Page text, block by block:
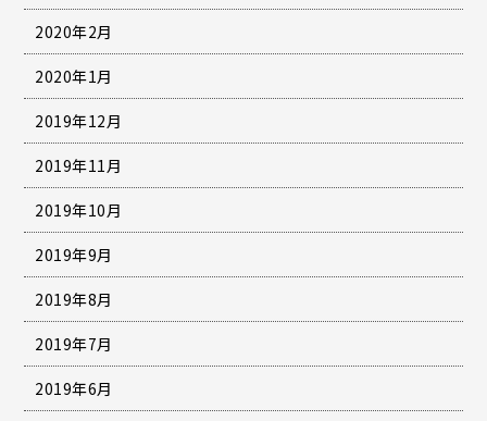
2020年2月
2020年1月
2019年12月
2019年11月
2019年10月
2019年9月
2019年8月
2019年7月
2019年6月